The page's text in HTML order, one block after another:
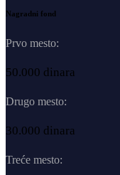
Nagradni fond
Prvo mesto:
50.000 dinara
Drugo mesto:
30.000 dinara
Treće mesto: